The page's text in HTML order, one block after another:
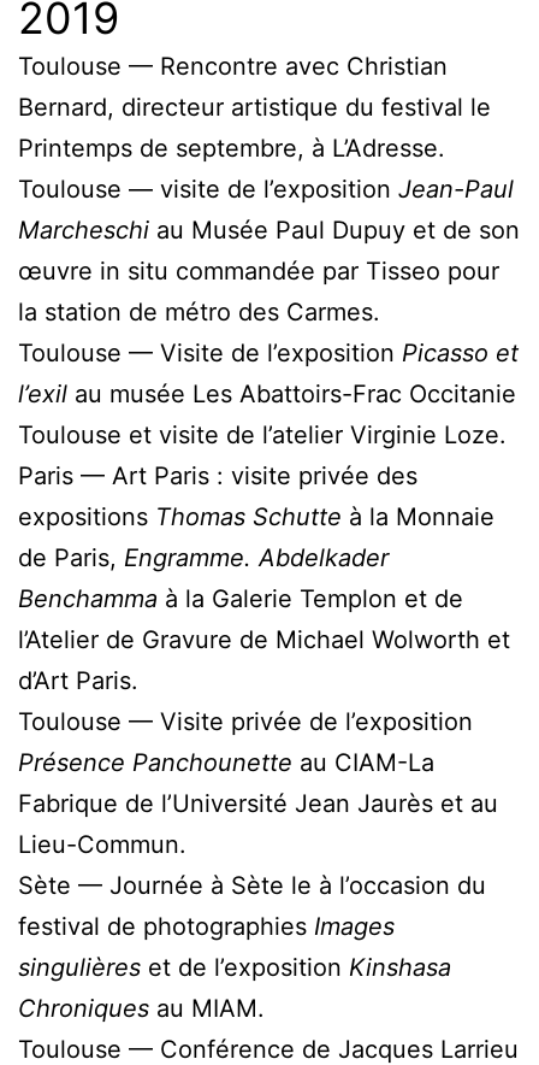
2019
Toulouse — Rencontre avec Christian
Bernard, directeur artistique du festival le
Printemps de septembre, à L’Adresse.
Toulouse — visite de l’exposition Jean-Paul
Marcheschi au Musée Paul Dupuy et de son
œuvre in situ commandée par Tisseo pour
la station de métro des Carmes.
Toulouse — Visite de l’exposition Picasso et
l’exil au musée Les Abattoirs-Frac Occitanie
Toulouse et visite de l’atelier Virginie Loze.
Paris — Art Paris : visite privée des
expositions Thomas Schutte à la Monnaie
de Paris, Engramme. Abdelkader
Benchamma à la Galerie Templon et de
l’Atelier de Gravure de Michael Wolworth et
d’Art Paris.
Toulouse — Visite privée de l’exposition
Présence Panchounette au CIAM-La
Fabrique de l’Université Jean Jaurès et au
Lieu-Commun.
Sète — Journée à Sète le à l’occasion du
festival de photographies Images
singulières et de l’exposition Kinshasa
Chroniques au MIAM.
Toulouse — Conférence de Jacques Larrieu